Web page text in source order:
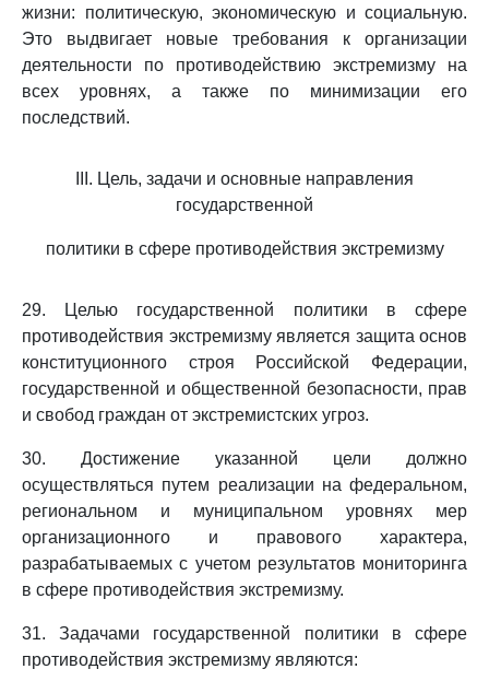
жизни: политическую, экономическую и социальную.
Это выдвигает новые требования к организации
деятельности по противодействию экстремизму на
всех уровнях, а также по минимизации его
последствий.
III. Цель, задачи и основные направления
государственной
политики в сфере противодействия экстремизму
29. Целью государственной политики в сфере
противодействия экстремизму является защита основ
конституционного строя Российской Федерации,
государственной и общественной безопасности, прав
и свобод граждан от экстремистских угроз.
30. Достижение указанной цели должно
осуществляться путем реализации на федеральном,
региональном и муниципальном уровнях мер
организационного и правового характера,
разрабатываемых с учетом результатов мониторинга
в сфере противодействия экстремизму.
31. Задачами государственной политики в сфере
противодействия экстремизму являются: